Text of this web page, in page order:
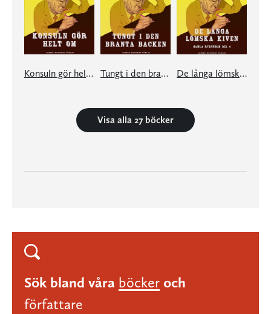
Konsuln gör helt om Tungt i den branta backen De långa lömska kiven
Visa alla 27 böcker
Sök bland våra böcker och
författare